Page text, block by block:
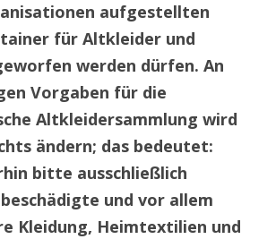
aufgestellten
für Altkleider und
werden dürfen. An
Vorgaben für die
Altkleidersammlung wird
ändern; das bedeutet:
bitte ausschließlich
und vor allem
Kleidung, Heimtextilien und